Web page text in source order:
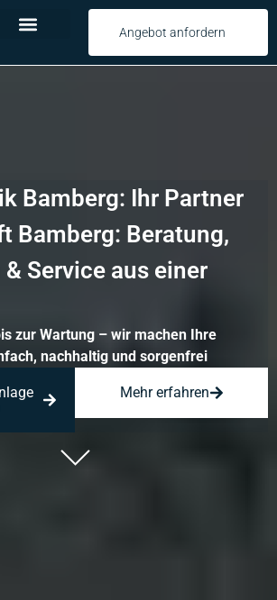
Angebot anfordern
Bamberg: Ihr Partner
Bamberg: Beratung,
Service aus einer
zur Wartung – wir machen Ihre
nachhaltig und sorgenfrei
Mehr erfahren